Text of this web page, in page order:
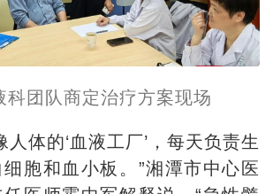
科团队商定治疗方案现场
人体的‘血液工厂’，每天负责生
胞和血小板。”湘潭市中心医